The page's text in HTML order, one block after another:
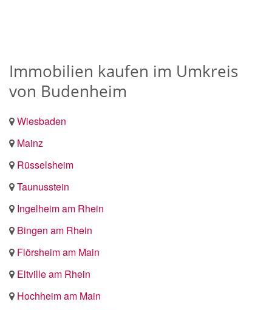
Immobilien kaufen im Umkreis
von Budenheim
Wiesbaden
Mainz
Rüsselsheim
Taunusstein
Ingelheim am Rhein
Bingen am Rhein
Flörsheim am Main
Eltville am Rhein
Hochheim am Main